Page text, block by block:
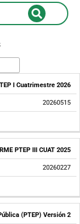
I Cuatrimestre 2026
20260515
PTEP III CUAT 2025
20260227
(PTEP) Versión 2